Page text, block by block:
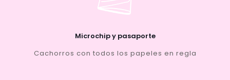
Microchip y pasaporte
Cachorros con todos los papeles en regla